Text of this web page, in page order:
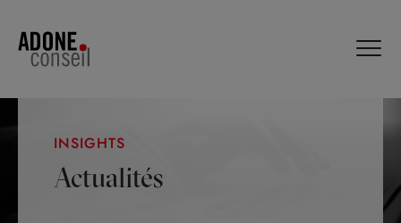
Actualités
INSIGHTS